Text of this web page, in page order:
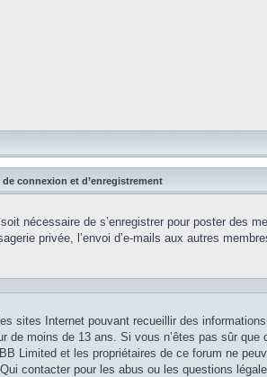
de connexion et d’enregistrement
nécessaire de s’enregistrer pour poster des
privée, l’envoi d’e-mails aux autres
sites Internet pouvant recueillir des
moins de 13 ans. Si vous n’êtes pas sûr
Limited et les propriétaires de ce forum ne
contacter pour les abus ou les questions